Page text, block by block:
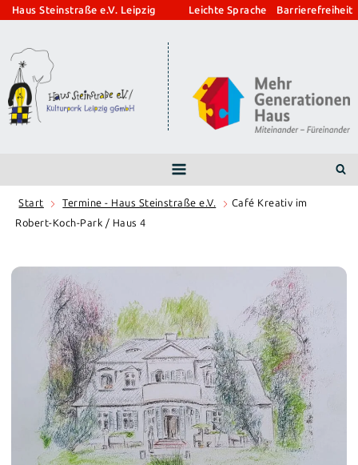
Zum
springen
Haus Steinstraße e.V. Leipzig Leichte Sprache Barrierefreiheit
Start Termine - Haus Steinstraße e.V.
Café Kreativ im
Robert-Koch-Park / Haus 4